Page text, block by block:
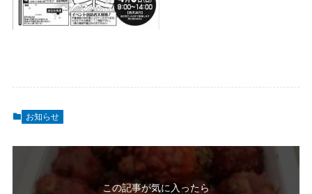
お知らせ
この記事が気に入ったら